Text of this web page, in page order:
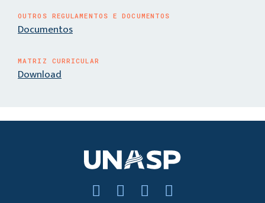
OUTROS REGULAMENTOS E DOCUMENTOS
Documentos
MATRIZ CURRICULAR
Download